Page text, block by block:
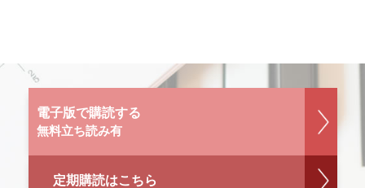
電子版で購読する
無料立ち読み有
定期購読はこちら